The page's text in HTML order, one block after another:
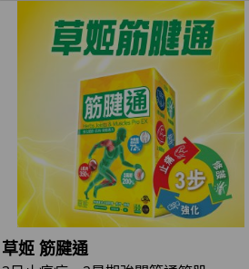
草姬 筋腱通